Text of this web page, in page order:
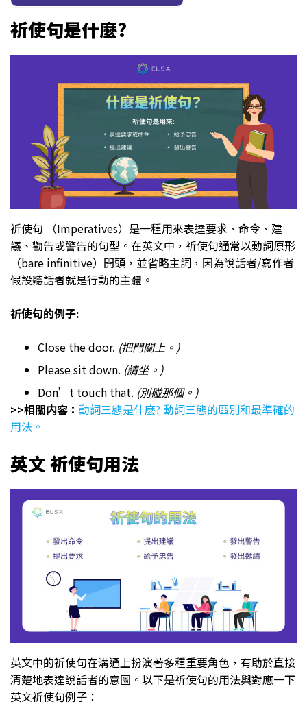
祈使句是什麼?
祈使句 （Imperatives）是一種用來表達要求、命令、建
議、勸告或警告的句型。在英文中，祈使句通常以動詞原形
（bare infinitive）開頭，並省略主詞，因為說話者/寫作者
假設聽話者就是行動的主體。
祈使句的例子:
Close the door. (把門關上。)
Please sit down. (請坐。)
Don’t touch that. (別碰那個。)
>>相關内容： 動詞三態是什麽? 動詞三態的區別和最準確的
用法。
英文 祈使句用法
英文中的祈使句在溝通上扮演著多種重要角色，有助於直接
清楚地表達說話者的意圖。以下是祈使句的用法與對應一下
英文祈使句例子：